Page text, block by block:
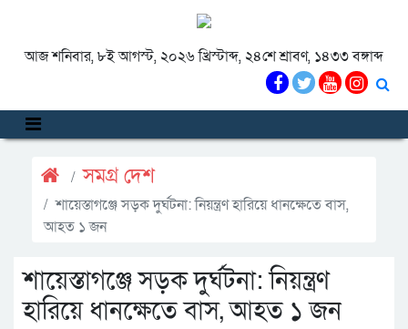
আজ শনিবার, ৮ই আগস্ট, ২০২৬ খ্রিস্টাব্দ, ২৪শে শ্রাবণ, ১৪৩৩ বঙ্গাব্দ
সমগ্র দেশ
শায়েস্তাগঞ্জে সড়ক দুর্ঘটনা: নিয়ন্ত্রণ হারিয়ে ধানক্ষেতে বাস,
আহত ১ জন
শায়েস্তাগঞ্জে সড়ক দুর্ঘটনা: নিয়ন্ত্রণ
হারিয়ে ধানক্ষেতে বাস, আহত ১ জন